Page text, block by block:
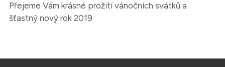
Přejeme Vám krásné prožití vánočních svátků a
šťastný nový rok 2019